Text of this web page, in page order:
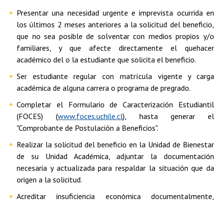
Presentar una necesidad urgente e imprevista ocurrida en
los últimos 2 meses anteriores a la solicitud del beneficio,
que no sea posible de solventar con medios propios y/o
familiares, y que afecte directamente el quehacer
académico del o la estudiante que solicita el beneficio.
Ser estudiante regular con matrícula vigente y carga
académica de alguna carrera o programa de pregrado.
Completar el Formulario de Caracterización Estudiantil
(FOCES) (www.foces.uchile.cl), hasta generar el
"Comprobante de Postulación a Beneficios".
Realizar la solicitud del beneficio en la Unidad de Bienestar
de su Unidad Académica, adjuntar la documentación
necesaria y actualizada para respaldar la situación que da
origen a la solicitud.
Acreditar insuficiencia económica documentalmente,